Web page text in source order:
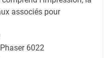
associés pour
6022